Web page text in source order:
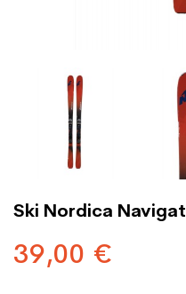
Ski Nordica
39,00 €